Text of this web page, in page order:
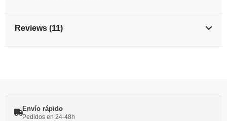
Reviews (11)
Envío rápido
Pedidos en 24-48h